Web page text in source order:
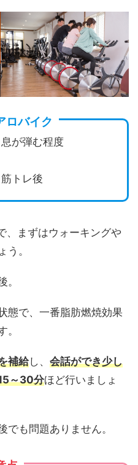
ロバイク
が弾む程度
トレ後
、まずはウォーキングや
う。
。
態で、一番脂肪燃焼効果
。
補給し、 会話ができ少し
～30分ほど行いましょ
でも問題ありません。